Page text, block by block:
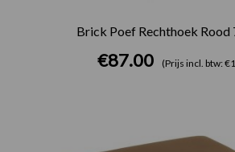
Brick Poef Rechthoek Rood
€87.00 (Prijs incl. btw: